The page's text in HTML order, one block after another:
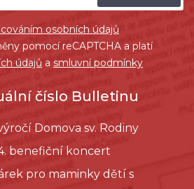
osobních údajů
pomocí reCAPTCHA a platí
údajů a smluvní podmínky
číslo Bulletinu
Domova sv. Rodiny
benefiční koncert
pro maminky dětí s